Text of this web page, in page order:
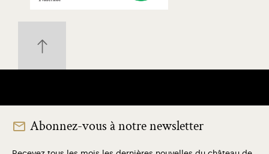
Abonnez-vous à notre newsletter